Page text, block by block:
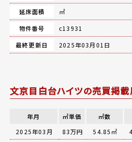
延床面積
㎡
物件番号
c13931
最終更新日
2025年03月01日
文京目白台ハイツの売買掲
年月 ㎡単価 ㎡数
2025年03月
83万円 54.85㎡